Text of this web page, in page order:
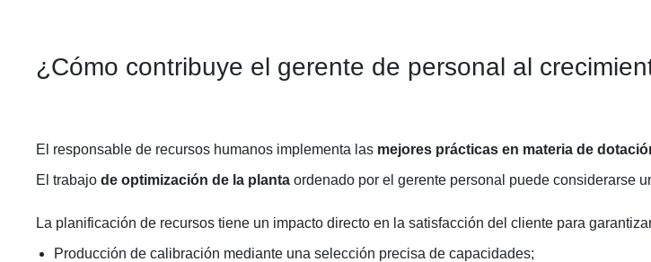
¿Cómo contribuye el gerente de personal al
El responsable de recursos humanos implementa las mejores prácticas en materia de
El trabajo de optimización de la planta ordenado por el gerente personal puede considerarse
La planificación de recursos tiene un impacto directo en la satisfacción del cliente para
Producción de calibración mediante una selección precisa de capacidades;